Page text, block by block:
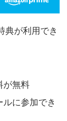
典が利用でき
が無料
に参加でき